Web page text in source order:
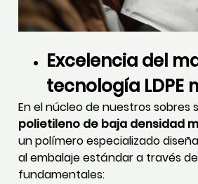
Excelencia del
tecnología LDPE
En el núcleo de nuestros sobres
polietileno de baja densidad
un polímero especializado
al embalaje estándar a través
fundamentales: